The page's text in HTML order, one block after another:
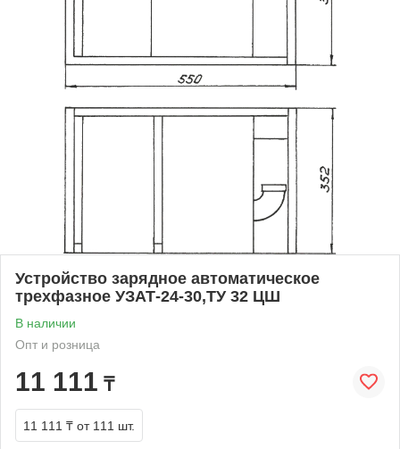
Устройство зарядное автоматическое
трехфазное УЗАТ-24-30,ТУ 32 ЦШ
В наличии
Опт и розница
11 111 ₸
11 111 ₸ от 111 шт.